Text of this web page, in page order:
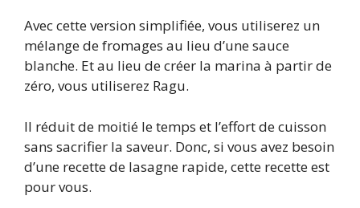
Avec cette version simplifiée, vous utiliserez un
mélange de fromages au lieu d’une sauce
blanche. Et au lieu de créer la marina à partir de
zéro, vous utiliserez Ragu.
Il réduit de moitié le temps et l’effort de cuisson
sans sacrifier la saveur. Donc, si vous avez besoin
d’une recette de lasagne rapide, cette recette est
pour vous.